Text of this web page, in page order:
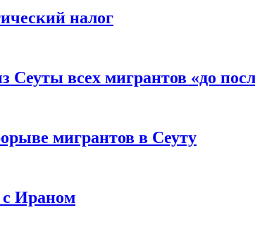
налог
всех мигрантов «до
мигрантов в Сеуту
с Ираном